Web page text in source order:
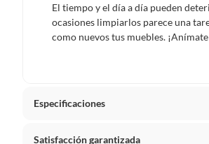
El tiempo y el día a día pueden
ocasiones limpiarlos parece una
como nuevos tus muebles.
Especificaciones
Satisfacción garantizada